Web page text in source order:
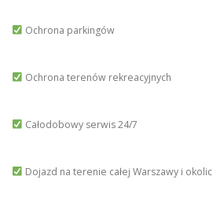
Ochrona parkingów
Ochrona terenów rekreacyjnych
Całodobowy serwis 24/7
Dojazd na terenie całej Warszawy i okolic